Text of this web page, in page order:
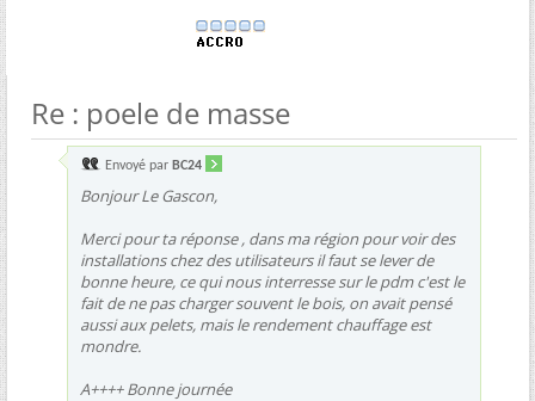
Re : poele de masse
Envoyé par BC24
Bonjour Le Gascon,
Merci pour ta réponse , dans ma région pour voir des
installations chez des utilisateurs il faut se lever de
bonne heure, ce qui nous interresse sur le pdm c'est le
fait de ne pas charger souvent le bois, on avait pensé
aussi aux pelets, mais le rendement chauffage est
mondre.
A++++ Bonne journée